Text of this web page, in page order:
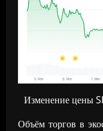
Изменение цены
Объём торгов в